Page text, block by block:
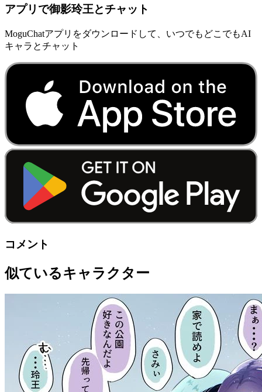
アプリで御影玲王とチャット
MoguChatアプリをダウンロードして、いつでもどこでもAI
キャラとチャット
コメント
似ているキャラクター